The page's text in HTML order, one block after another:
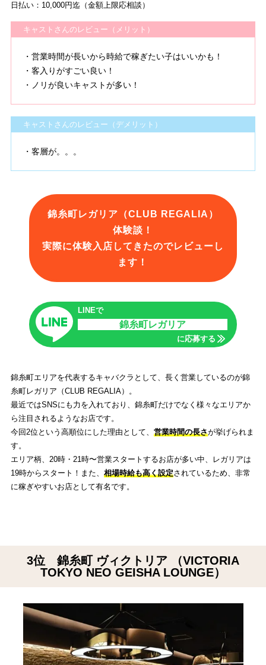
日払い：10,000円迄（金額上限応相談）
キャストさんのレビュー（メリット）
・営業時間が長いから時給で稼ぎたい子はいいかも！
・客入りがすごい良い！
・ノリが良いキャストが多い！
キャストさんのレビュー（デメリット）
・客層が。。。
錦糸町レガリア（CLUB REGALIA）
体験談！
実際に体験入店してきたのでレビューし
ます！
LINEで
錦糸町レガリア
に応募する
錦糸町エリアを代表するキャバクラとして、長く営業しているのが錦
糸町レガリア（CLUB REGALIA）。
最近ではSNSにも力を入れており、錦糸町だけでなく様々なエリアか
ら注目されるようなお店です。
今回2位という高順位にした理由として、 営業時間の長さが挙げられま
す。
エリア柄、20時・21時〜営業スタートするお店が多い中、レガリアは
19時からスタート！また、 相場時給も高く設定されているため、非常
に稼ぎやすいお店として有名です。
3位 錦糸町 ヴィクトリア （VICTORIA
TOKYO NEO GEISHA LOUNGE）